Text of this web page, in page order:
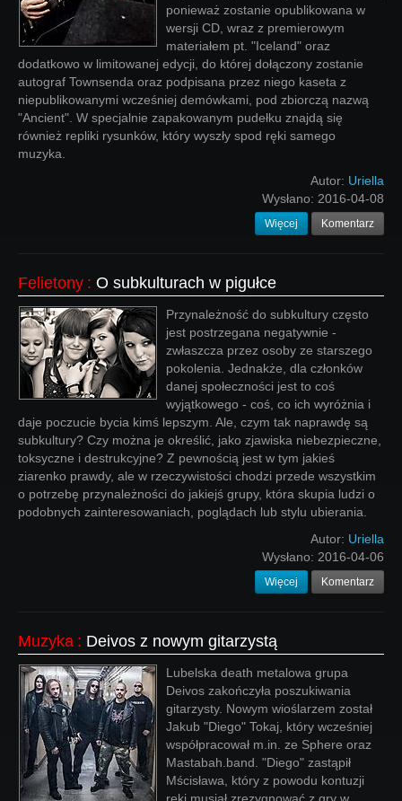
ponieważ zostanie opublikowana w
wersji CD, wraz z premierowym
materiałem pt. "Iceland" oraz
dodatkowo w limitowanej edycji, do której dołączony zostanie
autograf Townsenda oraz podpisana przez niego kaseta z
niepublikowanymi wcześniej demówkami, pod zbiorczą nazwą
"Ancient". W specjalnie zapakowanym pudełku znajdą się
również repliki rysunków, który wyszły spod ręki samego
muzyka.
Autor: Uriella
Wysłano: 2016-04-08
Więcej Komentarz
Felietony : O subkulturach w pigułce
Przynależność do subkultury często
jest postrzegana negatywnie -
zwłaszcza przez osoby ze starszego
pokolenia. Jednakże, dla członków
danej społeczności jest to coś
wyjątkowego - coś, co ich wyróżnia i
daje poczucie bycia kimś lepszym. Ale, czym tak naprawdę są
subkultury? Czy można je określić, jako zjawiska niebezpieczne,
toksyczne i destrukcyjne? Z pewnością jest w tym jakieś
ziarenko prawdy, ale w rzeczywistości chodzi przede wszystkim
o potrzebę przynależności do jakiejś grupy, która skupia ludzi o
podobnych zainteresowaniach, poglądach lub stylu ubierania.
Autor: Uriella
Wysłano: 2016-04-06
Więcej Komentarz
Muzyka : Deivos z nowym gitarzystą
Lubelska death metalowa grupa
Deivos zakończyła poszukiwania
gitarzysty. Nowym wioślarzem został
Jakub "Diego" Tokaj, który wcześniej
współpracował m.in. ze Sphere oraz
Mastabah.band. "Diego" zastąpił
Mścisława, który z powodu kontuzji